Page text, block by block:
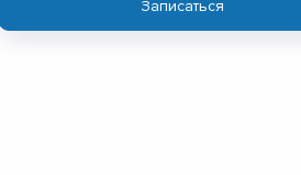
Записаться